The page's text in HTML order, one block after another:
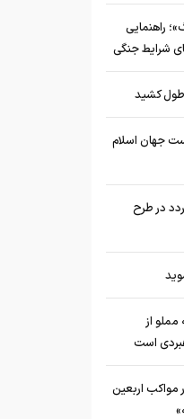
راهنمایی
شرایط جنگی
جهان اسلام
و ۴۴۴ هزار تردد در طرح
مملو از
است
مواکب اربعین